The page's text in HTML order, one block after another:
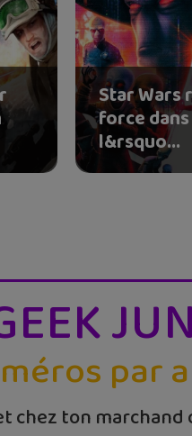
Star Wars
force
l&rsquo...
par
chez ton marchand